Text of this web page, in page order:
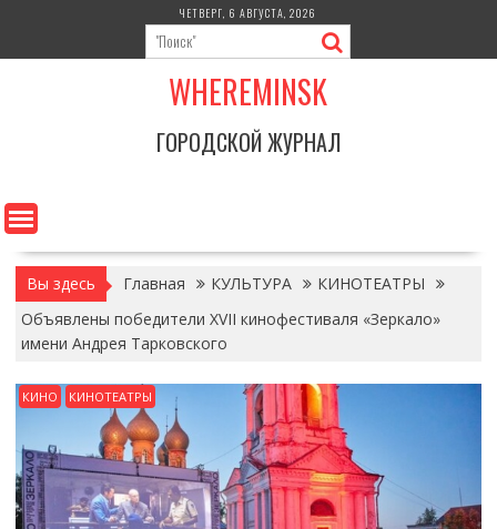
содержимому
ЧЕТВЕРГ, 6 АВГУСТА, 2026
WHEREMINSK
ГОРОДСКОЙ ЖУРНАЛ
Вы здесь Главная КУЛЬТУРА
КИНОТЕАТРЫ
Объявлены победители XVII кинофестиваля «Зеркало»
имени Андрея Тарковского
КИНО КИНОТЕАТРЫ